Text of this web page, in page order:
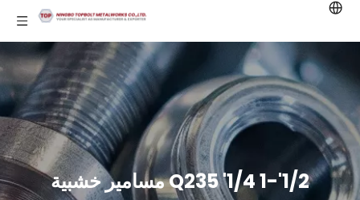
1/2'-1 1/4' Q235 مسامير خشبية